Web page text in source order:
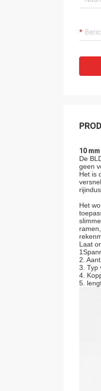
10
De
geen
Het is
Het
Laat
2.
3. Typ
4.
5.